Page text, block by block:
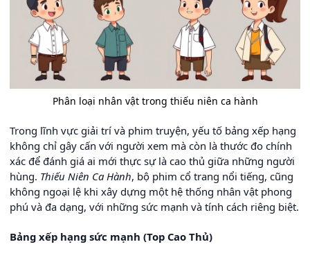
Phân loại nhân vật trong thiếu niên ca hành
Trong lĩnh vực giải trí và phim truyện, yếu tố bảng xếp hạng
không chỉ gây cấn với người xem mà còn là thước đo chính
xác để đánh giá ai mới thực sự là cao thủ giữa những người
hùng. Thiếu Niên Ca Hành, bộ phim cổ trang nổi tiếng, cũng
không ngoại lệ khi xây dựng một hệ thống nhân vật phong
phú và đa dạng, với những sức mạnh và tính cách riêng biệt.
Bảng xếp hạng sức mạnh (Top Cao Thủ)